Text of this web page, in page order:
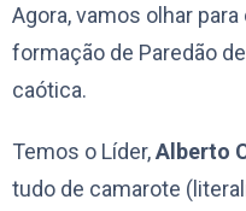
Agora, vamos olhar
formação de Paredão
caótica.
Temos o Líder,Alberto
tudo de camarote